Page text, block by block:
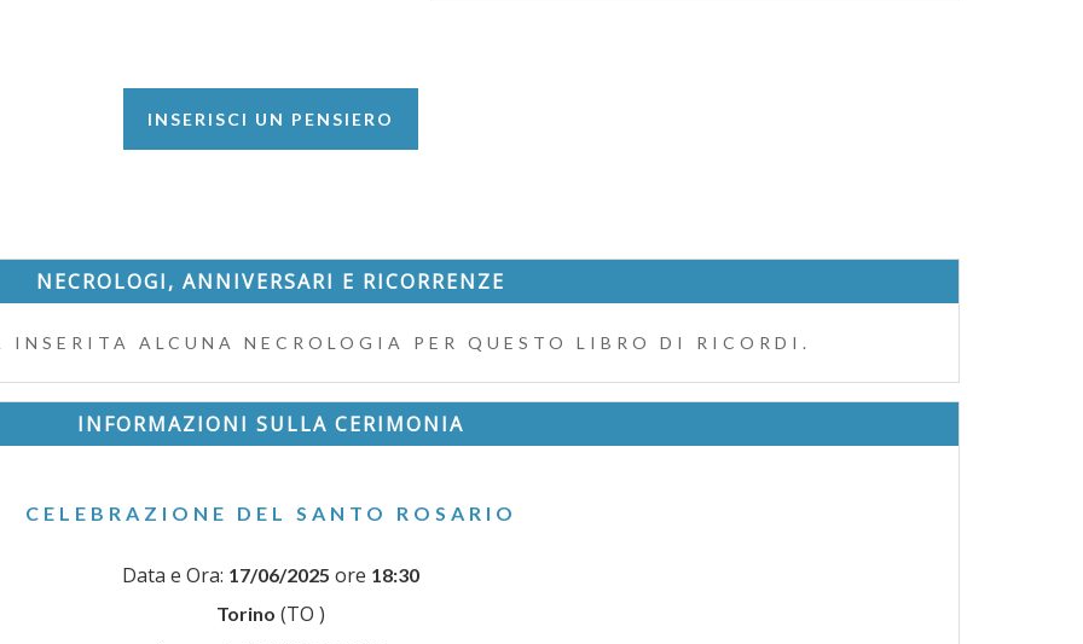
INSERISCI UN PENSIERO
NECROLOGI, ANNIVERSARI E RICORRENZE
INSERITA ALCUNA NECROLOGIA PER QUESTO LIBRO DI RICORDI.
INFORMAZIONI SULLA CERIMONIA
CELEBRAZIONE DEL SANTO ROSARIO
Data e Ora: 17/06/2025 ore 18:30
Torino (TO )